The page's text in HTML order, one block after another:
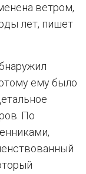
ветром,
лет, пишет
ему было
По